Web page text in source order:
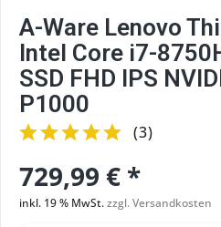
A-Ware Lenovo
Intel Core i7-
SSD FHD IPS
P1000
(3)
729,99 € *
inkl. 19 % MwSt.zzgl. Versandkosten